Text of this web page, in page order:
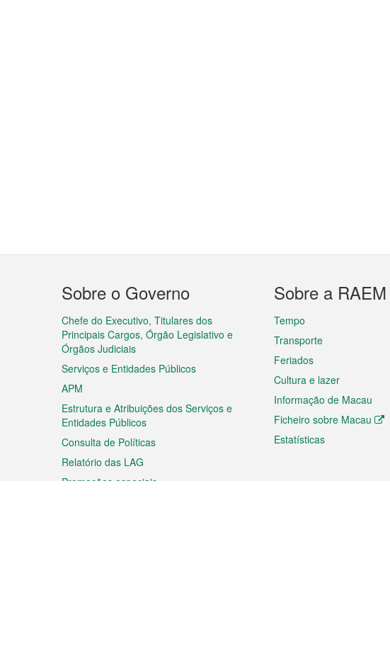
Menu
do
rodapé
Sobre o Governo
Chefe do Executivo, Titulares dos
Principais Cargos, Órgão Legislativo e
Órgãos Judiciais
Serviços e Entidades Públicos
APM
Estrutura e Atribuições dos Serviços e
Entidades Públicos
Consulta de Políticas
Relatório das LAG
Promoções especiais
Sobre a RAEM
Tempo
Transporte
Feriados
Cultura e lazer
Informação de Macau
Ficheiro sobre Macau
Estatísticas